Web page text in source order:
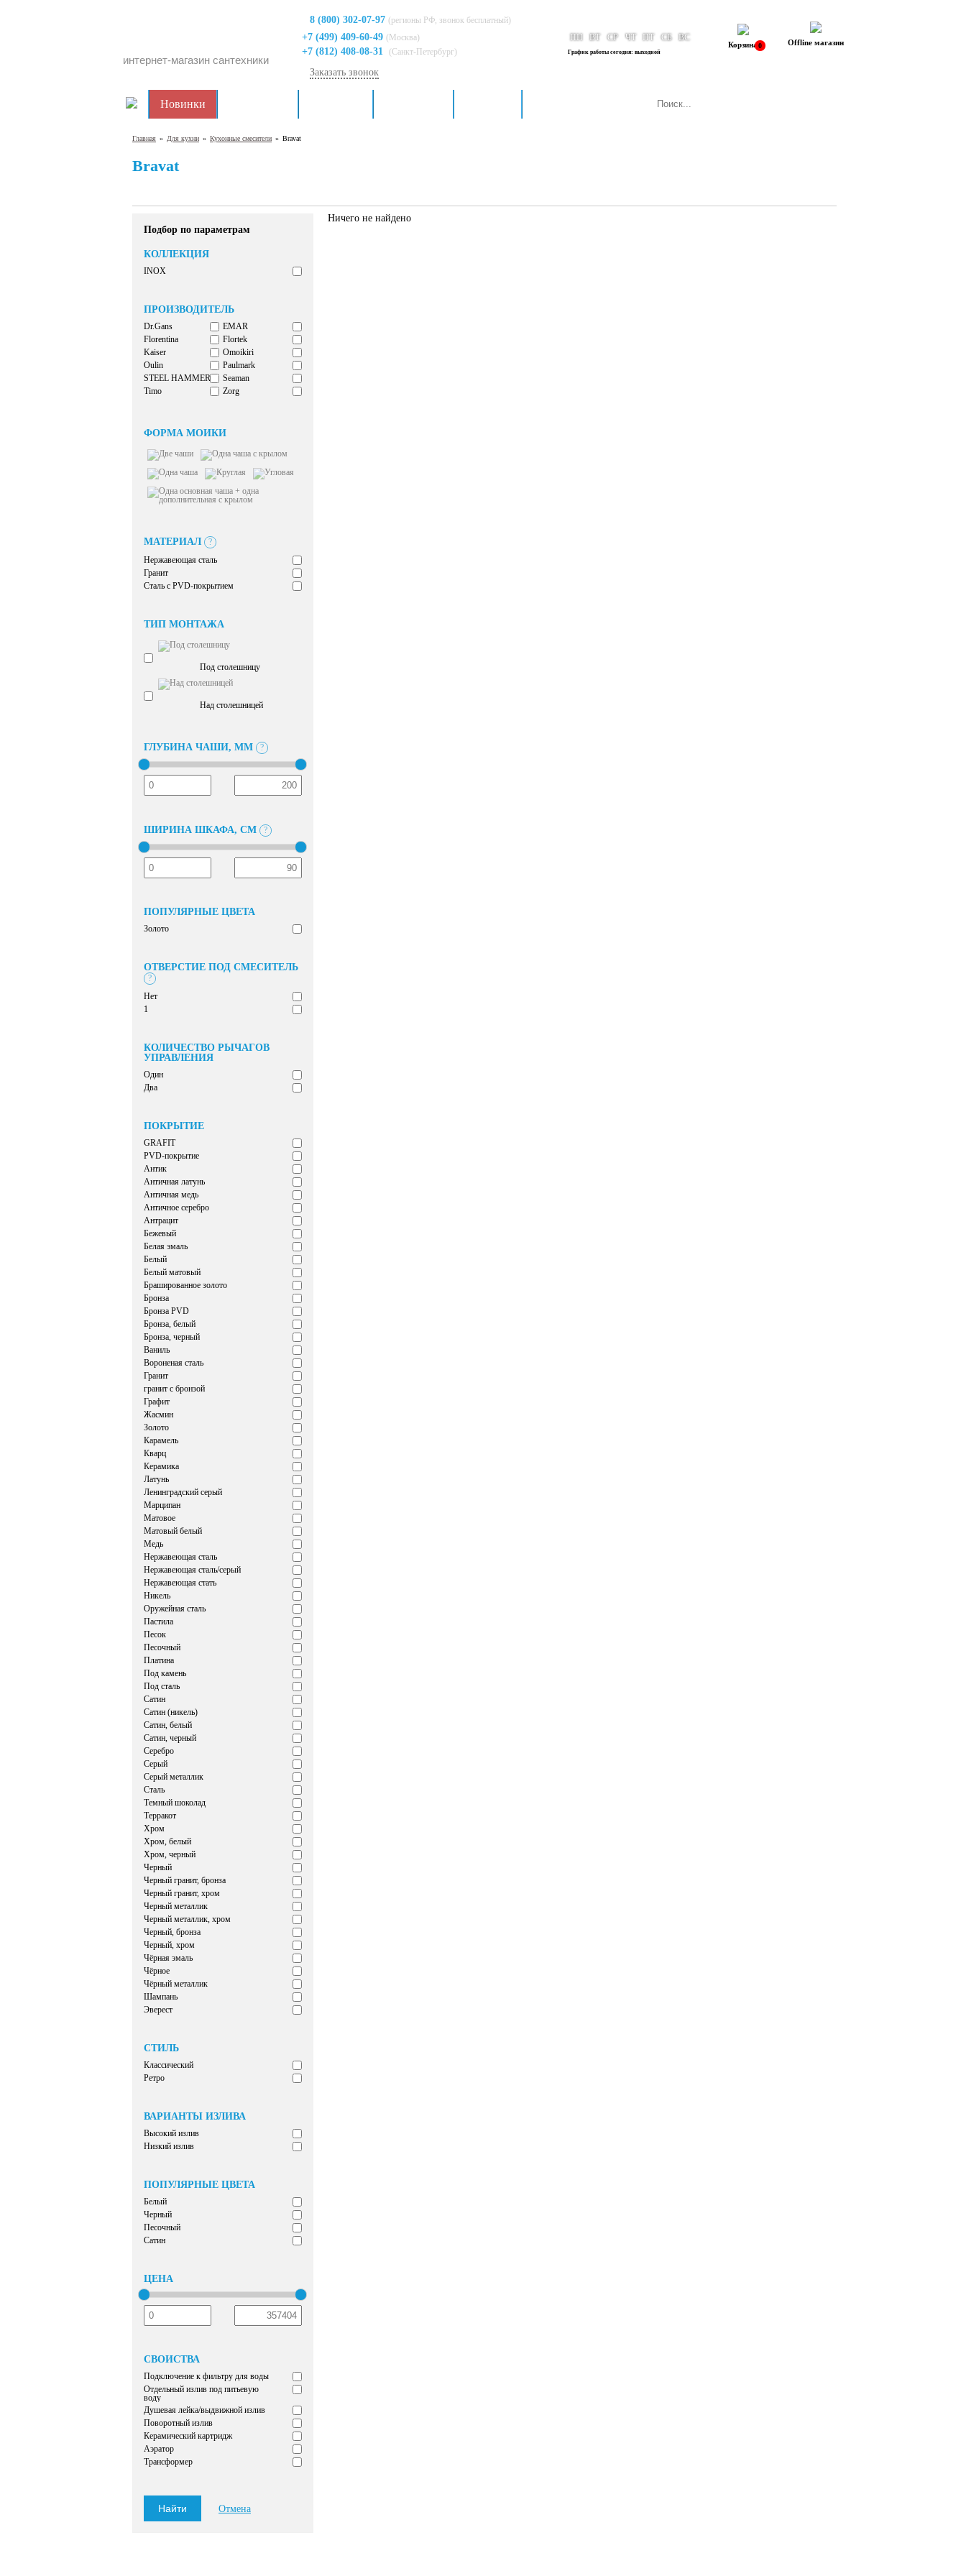
интернет-магазин сантехники
8 (800) 302-07-97 (регионы РФ, звонок бесплатный)
+7 (499) 409-60-49 (Москва)
+7 (812) 408-08-31 (Санкт-Петербург)
Заказать звонок
ПН ВТ СР ЧТ ПТ СБ ВС
График работы сегодня: выходной
0
Корзина Offline магазин
Новинки
Главная » Для кухни » Кухонные смесители » Bravat
Bravat
Подбор по параметрам
КОЛЛЕКЦИЯ
INOX
ПРОИЗВОДИТЕЛЬ
Dr.Gans
EMAR
Florentina
Flortek
Kaiser
Omoikiri
Oulin
Paulmark
STEEL HAMMER
Seaman
Timo
Zorg
ФОРМА МОЙКИ
МАТЕРИАЛ
?
Нержавеющая сталь
Гранит
Сталь с PVD-покрытием
ТИП МОНТАЖА
Под столешницу
Над столешницей
ГЛУБИНА ЧАШИ, ММ ?
ШИРИНА ШКАФА, СМ ?
ПОПУЛЯРНЫЕ ЦВЕТА
Золото
ОТВЕРСТИЕ ПОД СМЕСИТЕЛЬ
?
Нет
1
КОЛИЧЕСТВО РЫЧАГОВ
УПРАВЛЕНИЯ
Один
Два
ПОКРЫТИЕ
GRAFIT
PVD-покрытие
Антик
Античная латунь
Античная медь
Античное серебро
Антрацит
Бежевый
Белая эмаль
Белый
Белый матовый
Брашированное золото
Бронза
Бронза PVD
Бронза, белый
Бронза, черный
Ваниль
Вороненая сталь
Гранит
гранит с бронзой
Графит
Жасмин
Золото
Карамель
Кварц
Керамика
Латунь
Ленинградский серый
Марципан
Матовое
Матовый белый
Медь
Нержавеющая сталь
Нержавеющая сталь/серый
Нержавеющая стать
Никель
Оружейная сталь
Пастила
Песок
Песочный
Платина
Под камень
Под сталь
Сатин
Сатин (никель)
Сатин, белый
Сатин, черный
Серебро
Серый
Серый металлик
Сталь
Темный шоколад
Терракот
Хром
Хром, белый
Хром, черный
Черный
Черный гранит, бронза
Черный гранит, хром
Черный металлик
Черный металлик, хром
Черный, бронза
Черный, хром
Чёрная эмаль
Чёрное
Чёрный металлик
Шампань
Эверест
СТИЛЬ
Классический
Ретро
ВАРИАНТЫ ИЗЛИВА
Высокий излив
Низкий излив
ПОПУЛЯРНЫЕ ЦВЕТА
Белый
Черный
Песочный
Сатин
ЦЕНА
СВОЙСТВА
Подключение к фильтру для воды
Отдельный излив под питьевую
воду
Душевая лейка/выдвижной излив
Поворотный излив
Керамический картридж
Аэратор
Трансформер
Отмена
Ничего не найдено